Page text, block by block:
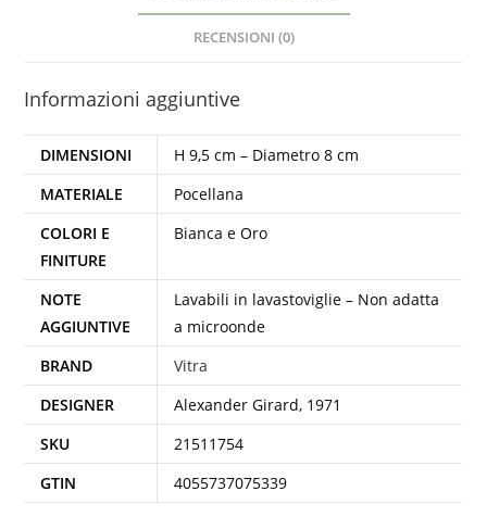
RECENSIONI (0)
Informazioni aggiuntive
DIMENSIONI
H 9,5 cm – Diametro 8 cm
MATERIALE
Pocellana
COLORI E
FINITURE
Bianca e Oro
NOTE
AGGIUNTIVE
Lavabili in lavastoviglie – Non adatta
a microonde
BRAND
Vitra
DESIGNER
Alexander Girard, 1971
SKU
21511754
GTIN
4055737075339